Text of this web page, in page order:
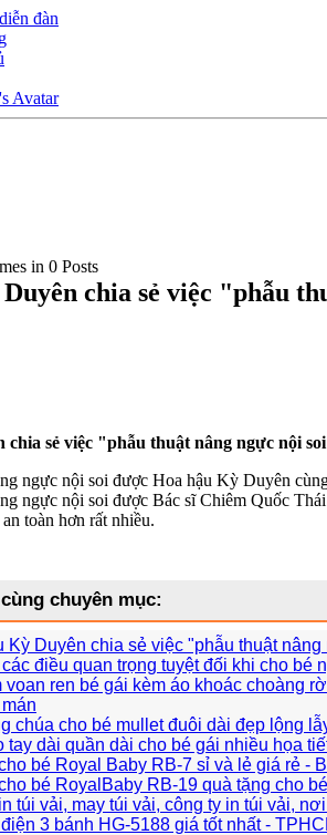
đàn
in 0 Posts
chia sẻ việc "phẫu
chia sẻ việc "phẫu thuật nâng ngực nội
ngực nội soi được Hoa hậu Kỳ Duyên
ngực nội soi được Bác sĩ Chiêm Quốc
toàn hơn rất nhiều.
chuyên mục:
Kỳ Duyên chia sẻ việc "phẫu thuật
điều quan trọng tuyệt đối khi cho bé
voan ren bé gái kèm áo khoác choàng
chúa cho bé mullet đuôi dài đẹp lộng
tay dài quần dài cho bé gái nhiều họa
bé Royal Baby RB-7 sỉ và lẻ giá rẻ -
bé RoyalBaby RB-19 quà tặng cho
túi vải, may túi vải, công ty in túi vải,
3 bánh HG-5188 giá tốt nhất -